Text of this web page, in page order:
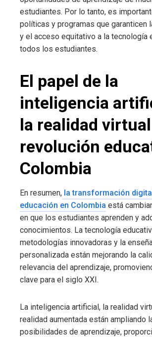
estudiantes. Por lo tanto, es
políticas y programas que garanticen
y el acceso equitativo a la tecnología
todos los estudiantes.
El papel de la
inteligencia
la realidad
revolución
Colombia
En resumen, la transformación
educación en Colombia está
en que los estudiantes aprenden y
conocimientos. La tecnología
metodologías innovadoras y la
personalizada están mejorando la
relevancia del aprendizaje,
clave para el siglo XXI.
La inteligencia artificial, la realidad
realidad aumentada están ampliando
posibilidades de aprendizaje,